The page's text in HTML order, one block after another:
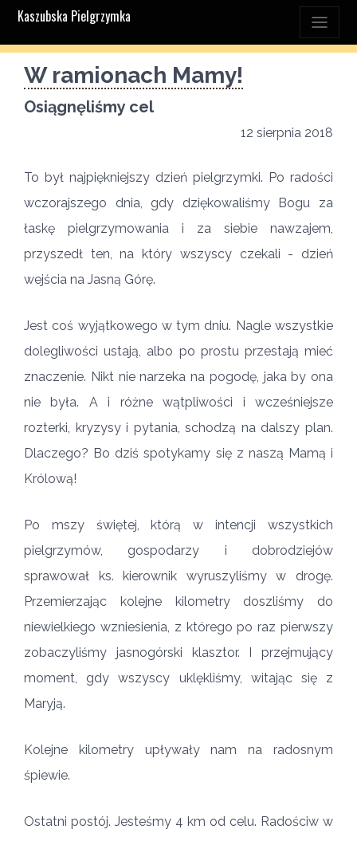
Kaszubska Pielgrzymka
W ramionach Mamy!
Osiągnęliśmy cel
12 sierpnia 2018
To był najpiękniejszy dzień pielgrzymki. Po radości
wczorajszego dnia, gdy dziękowaliśmy Bogu za
łaskę pielgrzymowania i za siebie nawzajem,
przyszedł ten, na który wszyscy czekali - dzień
wejścia na Jasną Górę.
Jest coś wyjątkowego w tym dniu. Nagle wszystkie
dolegliwości ustają, albo po prostu przestają mieć
znaczenie. Nikt nie narzeka na pogodę, jaka by ona
nie była. A i różne wątpliwości i wcześniejsze
rozterki, kryzysy i pytania, schodzą na dalszy plan.
Dlaczego? Bo dziś spotykamy się z naszą Mamą i
Królową!
Po mszy świętej, którą w intencji wszystkich
pielgrzymów, gospodarzy i dobrodziejów
sprawował ks. kierownik wyruszyliśmy w drogę.
Przemierzając kolejne kilometry doszliśmy do
niewielkiego wzniesienia, z którego po raz pierwszy
zobaczyliśmy jasnogórski klasztor. I przejmujący
moment, gdy wszyscy uklękliśmy, witając się z
Maryją.
Kolejne kilometry upływały nam na radosnym
śpiewie.
Ostatni postój. Jesteśmy 4 km od celu. Radościw w